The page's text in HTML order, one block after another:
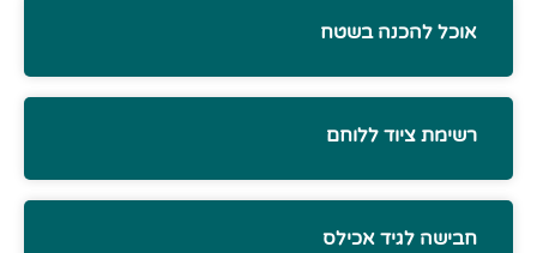
אוכל להכנה בשטח
רשימת ציוד ללוחם
חבישה לגיד אכילס